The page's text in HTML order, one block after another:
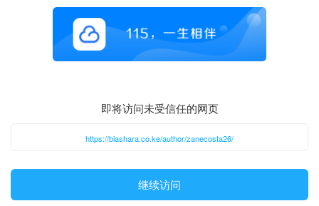
即将访问未受信任的网页
https://biashara.co.ke/author/zanecosta26/
继续访问